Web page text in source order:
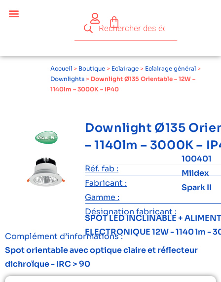
Accueil > Boutique > Eclairage > Eclairage général >
Downlights > Downlight Ø135 Orientable – 12W –
1140lm – 3000K – IP40
Downlight Ø135
– 1140lm – 3000K –
Réf. fab :
100401
Fabricant :
Miidex
Gamme :
Spark II
Désignation fabricant :
SPOT LED INCLINABLE +
ELECTRONIQUE 12W - 1140 lm -
Complément d’informations :
Spot orientable avec optique claire et réflecteur
dichroïque - IRC > 90